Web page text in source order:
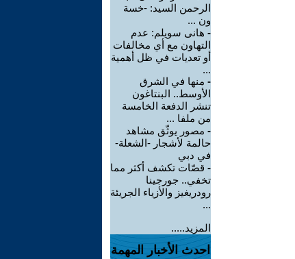
الرحمن السيد: -خسة
ون ...
- هانى سويلم: عدم
التهاون مع أي مخالفات
أو تعديات في ظل أهمية
...
- منها في الشرق
الأوسط.. البنتاغون
تنشر الدفعة الخامسة
من ملفا ...
- مصور يوثّق مشاهد
حالمة لأشجار -الشعلة-
في دبي
- قصّات تكشف أكثر مما
تخفي.. جورجينا
رودريغيز والأزياء الجريئة
...
المزيد.....
احدث الأخبار المهمة